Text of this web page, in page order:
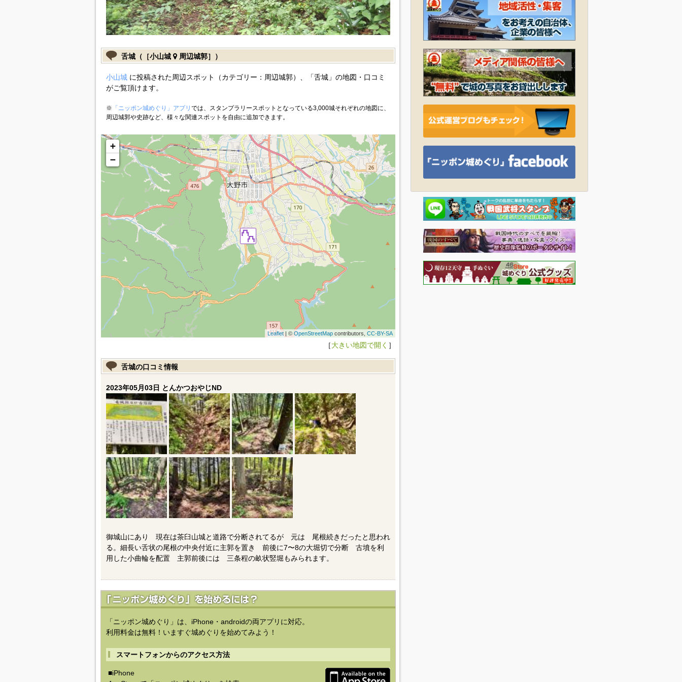
舌城（［小山城 周辺城郭］）
小山城に投稿された周辺スポット（カテゴリー：周辺城郭）、「舌城」の地図・口コミ
がご覧頂けます。
※ 「ニッポン城めぐり」アプリ では、スタンプラリースポットとなっている3,000城それぞれの地図に、
周辺城郭や史跡など、様々な関連スポットを自由に追加できます。
+
−
Leaflet| © OpenStreetMapcontributors, CC-BY-SA
［大きい地図で開く ］
舌城の口コミ情報
2023年05月03日 とんかつおやじND
御城山にあり 現在は茶臼山城と道路で分断されてるが 元は 尾根続きだったと思われ
る。細長い舌状の尾根の中央付近に主郭を置き 前後に7〜8の大堀切で分断 古墳を利
用した小曲輪を配置 主郭前後には 三条程の畝状竪堀もみられます。
「ニッポン城めぐり」は、iPhone・androidの両アプリに対応。
利用料金は無料！いますぐ城めぐりを始めてみよう！
スマートフォンからのアクセス方法
■iPhone